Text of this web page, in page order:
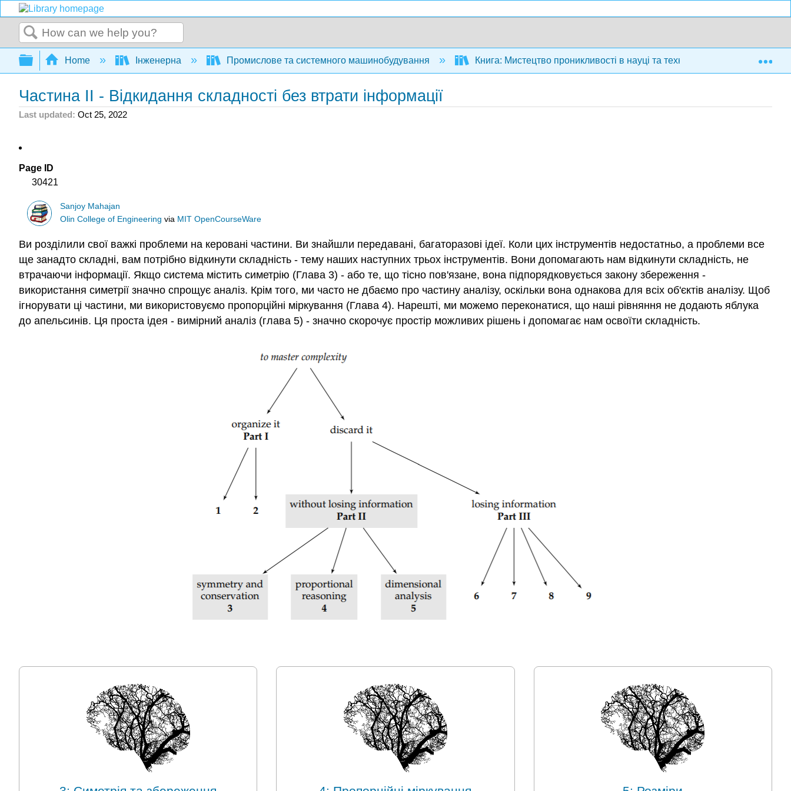
Search
Expand/collapse global hierarchy
Home Інженерна Промислове та системного машинобудування Книга: Мистецтво проникливості в науці та техніці (Mahajan)
Частина II - Відкидання складності без втрати інформації
Last updated Oct 25, 2022
Page ID
30421
Sanjoy Mahajan
Olin College of Engineering via MIT OpenCourseWare
Ви розділили свої важкі проблеми на керовані частини. Ви знайшли передавані, багаторазові ідеї. Коли цих інструментів недостатньо, а проблеми все
ще занадто складні, вам потрібно відкинути складність - тему наших наступних трьох інструментів. Вони допомагають нам відкинути складність, не
втрачаючи інформації. Якщо система містить симетрію (Глава 3) - або те, що тісно пов'язане, вона підпорядковується закону збереження -
використання симетрії значно спрощує аналіз. Крім того, ми часто не дбаємо про частину аналізу, оскільки вона однакова для всіх об'єктів аналізу. Щоб
ігнорувати ці частини, ми використовуємо пропорційні міркування (Глава 4). Нарешті, ми можемо переконатися, що наші рівняння не додають яблука
до апельсинів. Ця проста ідея - вимірний аналіз (глава 5) - значно скорочує простір можливих рішень і допомагає нам освоїти складність.